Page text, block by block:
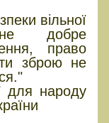
вільної
добре
право
зброю не
для народу